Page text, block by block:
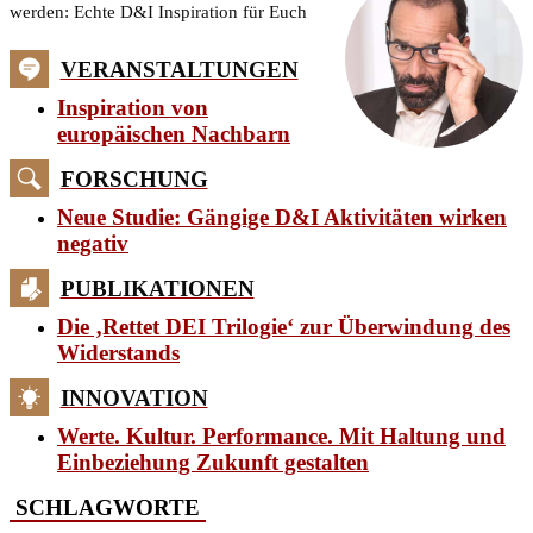
werden: Echte D&I Inspiration für Euch
VERANSTALTUNGEN
Inspiration von
europäischen Nachbarn
FORSCHUNG
Neue Studie: Gängige D&I Aktivitäten wirken
negativ
PUBLIKATIONEN
Die ‚Rettet DEI Trilogie‘ zur Überwindung des
Widerstands
INNOVATION
Werte. Kultur. Performance. Mit Haltung und
Einbeziehung Zukunft gestalten
SCHLAGWORTE